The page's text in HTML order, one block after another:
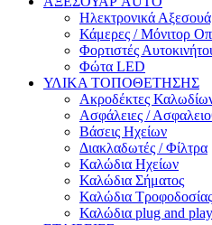
Ηλεκτρονικά
Κάμερες / Μόνιτορ
Φορτιστές
Φώτα LED
ΥΛΙΚΑ ΤΟΠΟΘΕΤΗΣΗΣ
Ακροδέκτες
Ασφάλειες /
Βάσεις Ηχείων
Διακλαδωτές / Φίλτρα
Καλώδια Ηχείων
Καλώδια Σήματος
Καλώδια Τροφοδοσίας
Καλώδια plug and play